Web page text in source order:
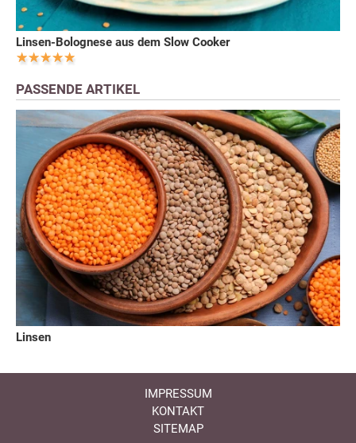
Linsen-Bolognese aus dem Slow Cooker
PASSENDE ARTIKEL
Linsen
IMPRESSUM
KONTAKT
SITEMAP